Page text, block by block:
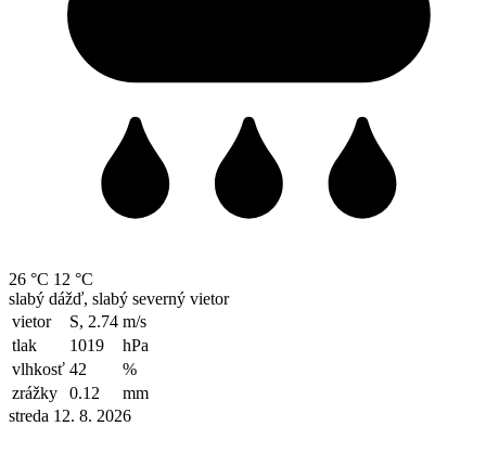
26 °C 12 °C
slabý dážď, slabý severný vietor
vietor
S, 2.74 m/s
tlak
1019
hPa
vlhkosť 42
%
zrážky
0.12
mm
streda 12. 8. 2026